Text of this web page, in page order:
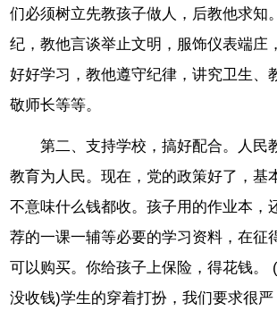
们必须树立先教孩子做人，后教他求知
纪，教他言谈举止文明，服饰仪表端庄
好好学习，教他遵守纪律，讲究卫生、
敬师长等等。
第二、支持学校，搞好配合。人民
教育为人民。现在，党的政策好了，基
不意味什么钱都收。孩子用的作业本，
荐的一课一辅等必要的学习资料，在征
可以购买。你给孩子上保险，得花钱。
没收钱)学生的穿着打扮，我们要求很